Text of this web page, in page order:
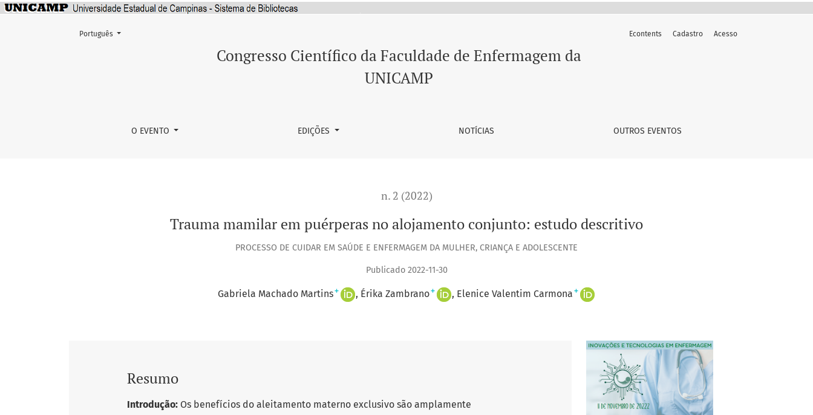
Trauma mamilar em puérperas no alojamento conjunto: estudo descritivo
Congresso Científico da Faculdade de Enfermagem da
UNICAMP
O EVENTO EDIÇÕES NOTÍCIAS OUTROS EVENTOS
Econtents Cadastro Acesso
Mudar o idioma. O atual é:
Português
n. 2 (2022)
Trauma mamilar em puérperas no alojamento conjunto: estudo descritivo
PROCESSO DE CUIDAR EM SAÚDE E ENFERMAGEM DA MULHER, CRIANÇA E ADOLESCENTE
Publicado 2022-11-30
Gabriela Machado Martins+ Érika Zambrano+ Elenice Valentim Carmona +
Resumo
Introdução: Os benefícios do aleitamento materno exclusivo são amplamente